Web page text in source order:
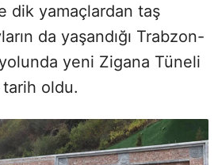
dik yamaçlardan taş
da yaşandığı Trabzon-
yeni Zigana Tüneli
oldu.